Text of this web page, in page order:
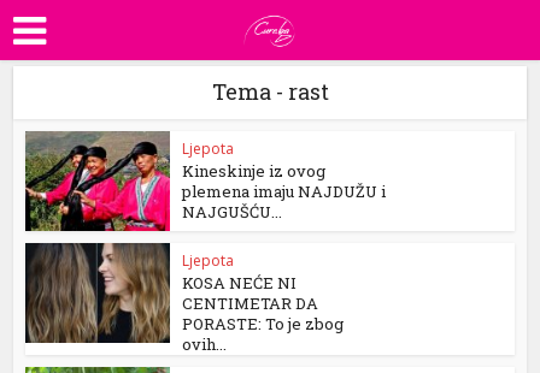
Tema - rast
Ljepota
Kineskinje iz ovog
plemena imaju NAJDUŽU i
NAJGUŠĆU...
Ljepota
KOSA NEĆE NI
CENTIMETAR DA
PORASTE: To je zbog
ovih...